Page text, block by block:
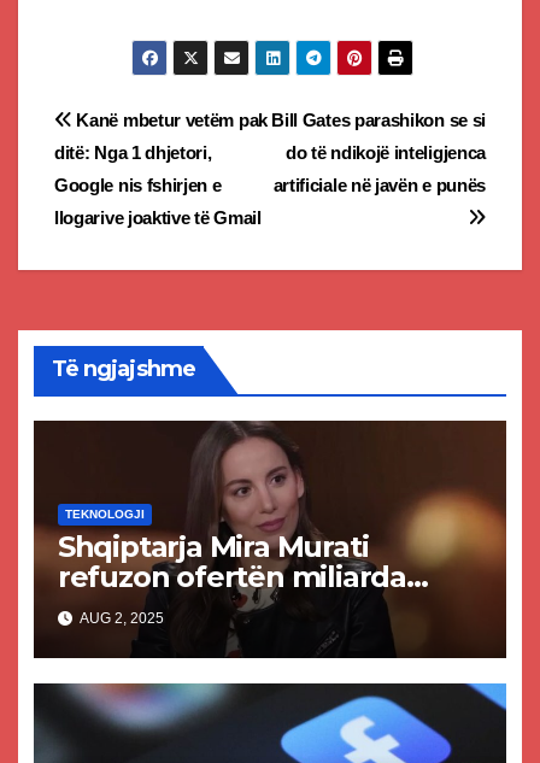
Post
navigation
Bill Gates parashikon se si
do të ndikojë inteligjenca
artificiale në javën e punës
Kanë mbetur vetëm pak
ditë: Nga 1 dhjetori,
Google nis fshirjen e
llogarive joaktive të Gmail
Të ngjajshme
TEKNOLOGJI
Shqiptarja Mira Murati
refuzon ofertën miliarda
dollarë nga Zuckerbergu i
Meta
AUG 2, 2025